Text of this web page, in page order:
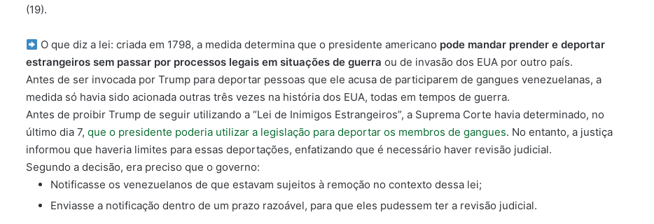
(19).
O que diz a lei: criada em 1798, a medida determina que o presidente americano pode mandar prender e deportar
estrangeiros sem passar por processos legais em situações de guerra ou de invasão dos EUA por outro país.
Antes de ser invocada por Trump para deportar pessoas que ele acusa de participarem de gangues venezuelanas, a
medida só havia sido acionada outras três vezes na história dos EUA, todas em tempos de guerra.
Antes de proibir Trump de seguir utilizando a “Lei de Inimigos Estrangeiros”, a Suprema Corte havia determinado, no
último dia 7, que o presidente poderia utilizar a legislação para deportar os membros de gangues. No entanto, a justiça
informou que haveria limites para essas deportações, enfatizando que é necessário haver revisão judicial.
Segundo a decisão, era preciso que o governo:
Notificasse os venezuelanos de que estavam sujeitos à remoção no contexto dessa lei;
Enviasse a notificação dentro de um prazo razoável, para que eles pudessem ter a revisão judicial.